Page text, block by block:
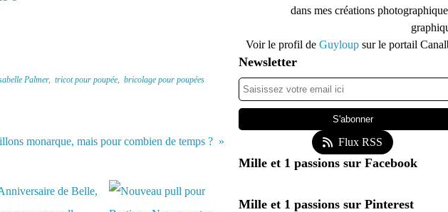
Palmer, tricot pour poupée, bricolage pour poupées
monarque, mais pour combien de temps ?
dans mes créations
Voir le profil de Guyloup sur le portail
Newsletter
Flux RSS
Mille et 1 passions sur Facebook
Mille et 1 passions sur Pinterest